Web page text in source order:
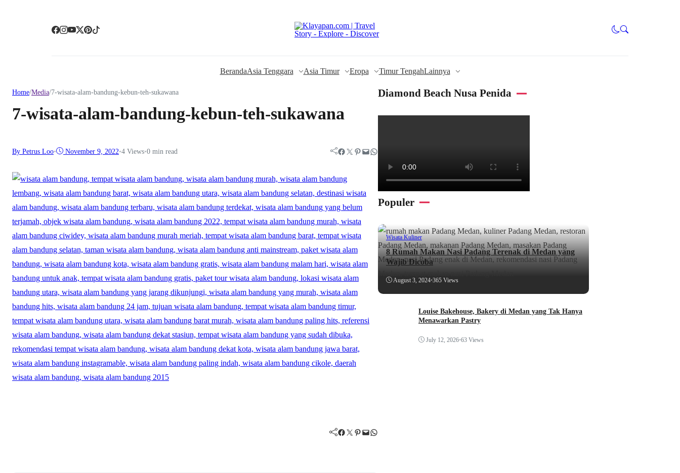
BerandaAsia Tenggara Asia Timur Eropa Timur TengahLainnya
Home/Media/7-wisata-alam-bandung-kebun-teh-sukawana
7-wisata-alam-bandung-kebun-teh-sukawana
By Petrus Loo• November 9, 2022•4 Views•0 min read Facebook Twitter Pinterest Mail WhatsApp
Facebook Twitter Pinterest Mail WhatsApp
Diamond Beach Nusa Penida
Populer
Wisata Kuliner
8 Rumah Makan Nasi Padang Terenak di Medan yang
Wajib Dicoba
August 3, 2024•365 Views
Louise Bakehouse, Bakery di Medan yang Tak Hanya
Menawarkan Pastry
July 12, 2026•63 Views